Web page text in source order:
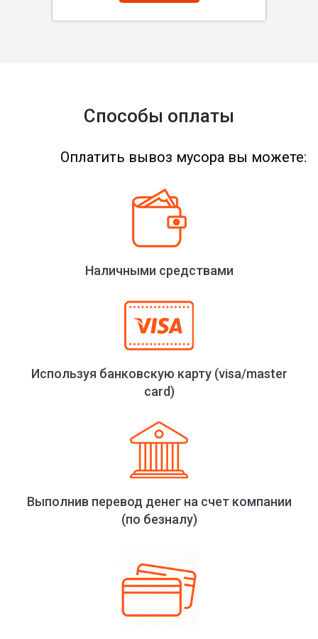
Способы оплаты
Оплатить вывоз мусора вы можете:
Наличными средствами
Используя банковскую карту (visa/master
card)
Выполнив перевод денег на счет компании
(по безналу)